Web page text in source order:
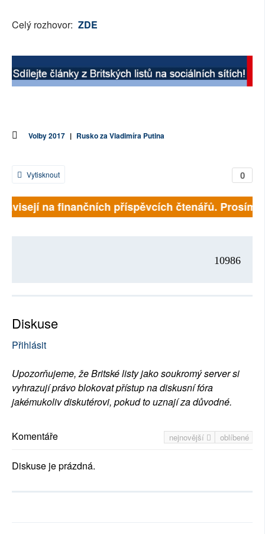
Celý rozhovor: ZDE
Volby 2017 | Rusko za Vladimíra Putina
0
Vytisknout
na finančních příspěvcích čtenářů.
10986
Diskuse
Přihlásit
Upozorňujeme, že Britské listy jako soukromý server si
vyhrazují právo blokovat přístup na diskusní fóra
jakémukoliv diskutérovi, pokud to uznají za důvodné.
nejnovější oblíbené
Komentáře
Diskuse je prázdná.